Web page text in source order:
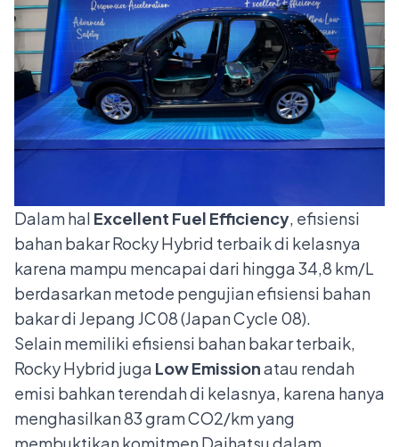
Dalam hal Excellent Fuel Efficiency, efisiensi
bahan bakar Rocky Hybrid terbaik di kelasnya
karena mampu mencapai dari hingga 34,8 km/L
berdasarkan metode pengujian efisiensi bahan
bakar di Jepang JC08 (Japan Cycle 08).
Selain memiliki efisiensi bahan bakar terbaik,
Rocky Hybrid juga Low Emissionatau rendah
emisi bahkan terendah di kelasnya, karena hanya
menghasilkan 83 gram CO2/km yang